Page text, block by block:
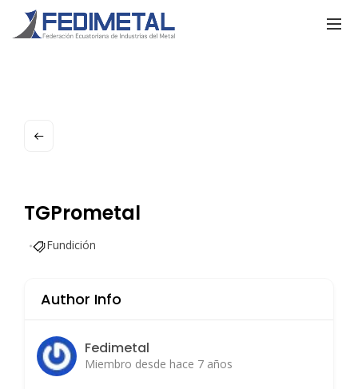
TGPrometal
Fundición
Author Info
Fedimetal
Miembro desde hace 7 años